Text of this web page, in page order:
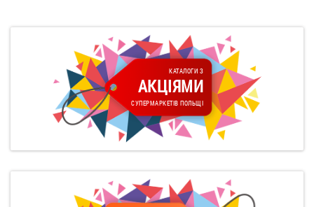
КАТАЛОГИ З
АКЦІЯМИ
СУПЕРМАРКЕТІВ ПОЛЬЩІ